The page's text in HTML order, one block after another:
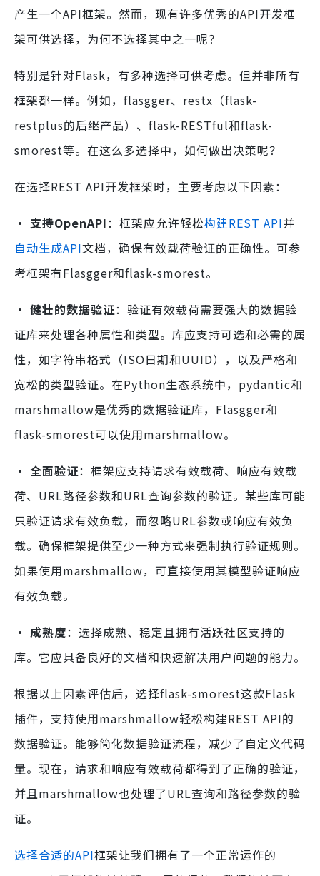
产生一个API框架。然而，现有许多优秀的API开发框
架可供选择，为何不选择其中之一呢？
特别是针对Flask，有多种选择可供考虑。但并非所有
框架都一样。例如，flasgger、restx（flask-
restplus的后继产品）、flask-RESTful和flask-
smorest等。在这么多选择中，如何做出决策呢？
在选择REST API开发框架时，主要考虑以下因素：
· 支持OpenAPI：框架应允许轻松构建REST API并
自动生成API文档，确保有效载荷验证的正确性。可参
考框架有Flasgger和flask-smorest。
· 健壮的数据验证：验证有效载荷需要强大的数据验
证库来处理各种属性和类型。库应支持可选和必需的属
性，如字符串格式（ISO日期和UUID），以及严格和
宽松的类型验证。在Python生态系统中，pydantic和
marshmallow是优秀的数据验证库，Flasgger和
flask-smorest可以使用marshmallow。
· 全面验证：框架应支持请求有效载荷、响应有效载
荷、URL路径参数和URL查询参数的验证。某些库可能
只验证请求有效负载，而忽略URL参数或响应有效负
载。确保框架提供至少一种方式来强制执行验证规则。
如果使用marshmallow，可直接使用其模型验证响应
有效负载。
· 成熟度：选择成熟、稳定且拥有活跃社区支持的
库。它应具备良好的文档和快速解决用户问题的能力。
根据以上因素评估后，选择flask-smorest这款Flask
插件，支持使用marshmallow轻松构建REST API的
数据验证。能够简化数据验证流程，减少了自定义代码
量。现在，请求和响应有效载荷都得到了正确的验证，
并且marshmallow也处理了URL查询和路径参数的验
证。
选择合适的API框架让我们拥有了一个正常运作的